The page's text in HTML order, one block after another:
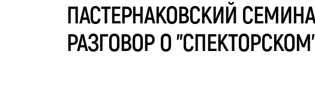
ПАСТЕРНАКОВСКИЙ
РАЗГОВОР О